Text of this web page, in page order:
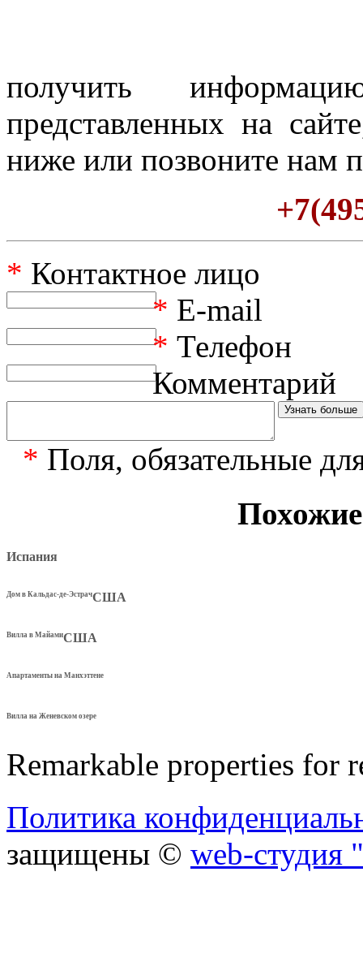
получить
представленных на
ниже или позвоните нам
* Контактное лицо
* E-mail
* Телефон
Комментарий
* Поля, обязательные
Испания
Дом в Кальдас-де-ЭстрачСША
Вилла в МайамиСША
Апартаменты на Манхэттене
Вилла на Женевском озере
Remarkable properties for
Политика
защищены © web-студия